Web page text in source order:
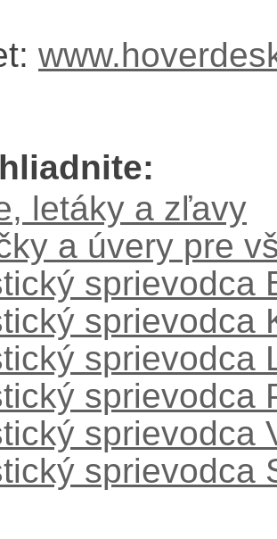
letáky a zľavy
a úvery pre
sprievodca
sprievodca
sprievodca
sprievodca
sprievodca
sprievodca